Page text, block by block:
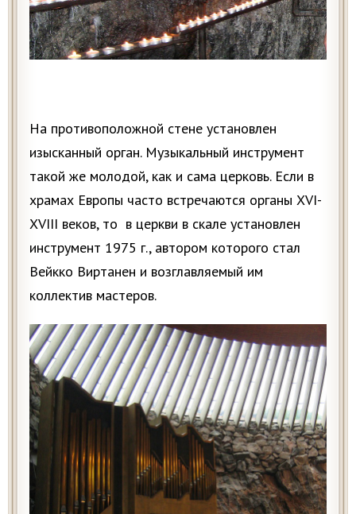
На противоположной стене установлен
изысканный орган. Музыкальный инструмент
такой же молодой, как и сама церковь. Если в
храмах Европы часто встречаются органы XVI-
XVIII веков, то в церкви в скале установлен
инструмент 1975 г., автором которого стал
Вейкко Виртанен и возглавляемый им
коллектив мастеров.